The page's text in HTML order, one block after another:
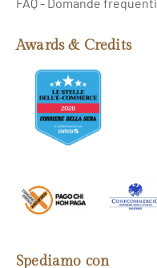
FAQ - Domande frequenti
Awards & Credits
Spediamo con